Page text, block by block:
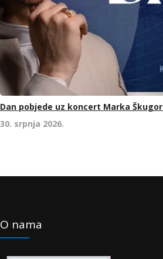
Dan pobjede uz koncert Marka
30. srpnja 2026.
O nama